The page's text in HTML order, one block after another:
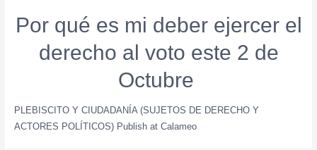
Por qué es mi deber ejercer el
derecho al voto este 2 de
Octubre ​
PLEBISCITO Y CIUDADANÍA (SUJETOS DE DERECHO Y
ACTORES POLÍTICOS) Publish at Calameo